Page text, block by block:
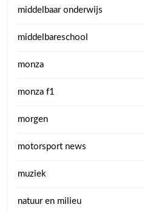
middelbaar onderwijs
middelbareschool
monza
monza f1
morgen
motorsport news
muziek
natuur en milieu